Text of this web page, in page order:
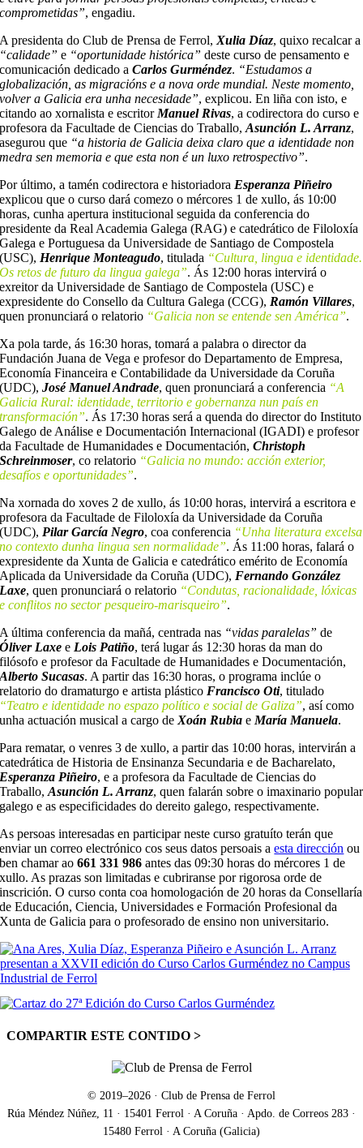
comprometidas”, engadiu.
A presidenta do Club de Prensa de Ferrol, Xulia Díaz, quixo recalcar a
“calidade” e “oportunidade histórica” deste curso de pensamento e
comunicación dedicado aCarlos Gurméndez. “Estudamos a
globalización, as migracións e a nova orde mundial. Neste momento,
volver a Galicia era unha necesidade”, explicou. En liña con isto, e
citando ao xornalista e escritor Manuel Rivas, a codirectora do curso e
profesora da Facultade de Ciencias do Traballo,Asunción L. Arranz,
asegurou que “a historia de Galicia deixa claro que a identidade non
medra sen memoria e que esta non é un luxo retrospectivo”.
Por último, a tamén codirectora e historiadora Esperanza Piñeiro
explicou que o curso dará comezo o mércores 1 de xullo, ás 10:00
horas, cunha apertura institucional seguida da conferencia do
presidente da Real Academia Galega (RAG) e catedrático de Filoloxía
Galega e Portuguesa da Universidade de Santiago de Compostela
(USC), Henrique Monteagudo, titulada “Cultura, lingua e identidade.
Os retos de futuro da lingua galega”. Ás 12:00 horas intervirá o
exreitor da Universidade de Santiago de Compostela (USC) e
expresidente do Consello da Cultura Galega (CCG), Ramón Villares,
quen pronunciará o relatorio “Galicia non se entende sen América”.
Xa pola tarde, ás 16:30 horas, tomará a palabra o director da
Fundación Juana de Vega e profesor do Departamento de Empresa,
Economía Financeira e Contabilidade da Universidade da Coruña
(UDC),José Manuel Andrade, quen pronunciará a conferencia “A
Galicia Rural: identidade, territorio e gobernanza nun país en
transformación”. Ás 17:30 horas será a quenda do director do Instituto
Galego de Análise e Documentación Internacional (IGADI) e profesor
da Facultade de Humanidades e Documentación,Christoph
Schreinmoser, co relatorio “Galicia no mundo: acción exterior,
desafíos e oportunidades”.
Na xornada do xoves 2 de xullo, ás 10:00 horas, intervirá a escritora e
profesora da Facultade de Filoloxía da Universidade da Coruña
(UDC), Pilar García Negro, coa conferencia “Unha literatura excelsa
no contexto dunha lingua sen normalidade”. Ás 11:00 horas, falará o
expresidente da Xunta de Galicia e catedrático emérito de Economía
Aplicada da Universidade da Coruña (UDC), Fernando González
Laxe, quen pronunciará o relatorio “Condutas, racionalidade, lóxicas
e conflitos no sector pesqueiro-marisqueiro”.
A última conferencia da mañá, centrada nas “vidas paralelas” de
Óliver Laxe e Lois Patiño, terá lugar ás 12:30 horas da man do
filósofo e profesor da Facultade de Humanidades e Documentación,
Alberto Sucasas. A partir das 16:30 horas, o programa inclúe o
relatorio do dramaturgo e artista plástico Francisco Oti, titulado
“Teatro e identidade no espazo político e social de Galiza”, así como
unha actuación musical a cargo de Xoán Rubia e María Manuela.
Para rematar, o venres 3 de xullo, a partir das 10:00 horas, intervirán a
catedrática de Historia de Ensinanza Secundaria e de Bacharelato,
Esperanza Piñeiro, e a profesora da Facultade de Ciencias do
Traballo,Asunción L. Arranz, quen falarán sobre o imaxinario popular
galego e as especificidades do dereito galego, respectivamente.
As persoas interesadas en participar neste curso gratuíto terán que
enviar un correo electrónico cos seus datos persoais aesta dirección ou
ben chamar ao661 331 986 antes das 09:30 horas do mércores 1 de
xullo. As prazas son limitadas e cubriranse por rigorosa orde de
inscrición. O curso conta coa homologación de 20 horas da Consellaría
de Educación, Ciencia, Universidades e Formación Profesional da
Xunta de Galicia para o profesorado de ensino non universitario.
COMPARTIR ESTE CONTIDO >
© 2019–2026 · Club de Prensa de Ferrol
Rúa Méndez Núñez, 11 · 15401 Ferrol · A Coruña · Apdo. de Correos 283 ·
15480 Ferrol · A Coruña (Galicia)